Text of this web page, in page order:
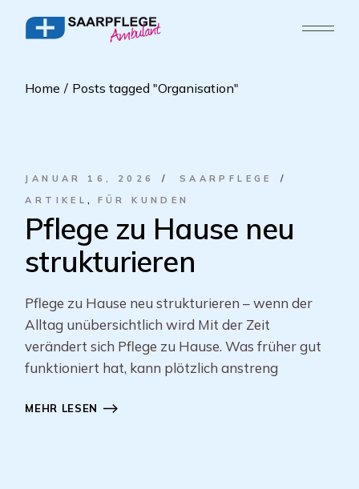
Home Posts tagged "Organisation"
JANUAR 16, 2026
SAARPFLEGE
ARTIKEL
FÜR KUNDEN
Pflege zu Hause neu
strukturieren
Pflege zu Hause neu strukturieren – wenn der
Alltag unübersichtlich wird Mit der Zeit
verändert sich Pflege zu Hause. Was früher gut
funktioniert hat, kann plötzlich anstreng
MEHR LESEN